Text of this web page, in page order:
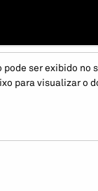
pode ser exibido no
para visualizar o